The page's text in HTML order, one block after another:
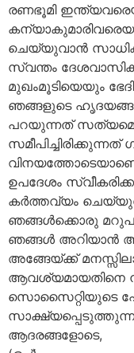
രണഭൂമി
ചെയ്യുവാന്‍
സ്വന്തം
മുഖംമൂടിയെയും
ഞങ്ങളുടെ
പറയുന്നത്
ഉപദേശം
കര്‍ത്തവ്യം
ഞങ്ങള്‍ക്കൊരു
ഞങ്ങള്‍ അറിയാന്‍
അങ്ങേയ്ക്ക്
സൊസൈറ്റിയുടെ
ആദരങ്ങളോടെ,